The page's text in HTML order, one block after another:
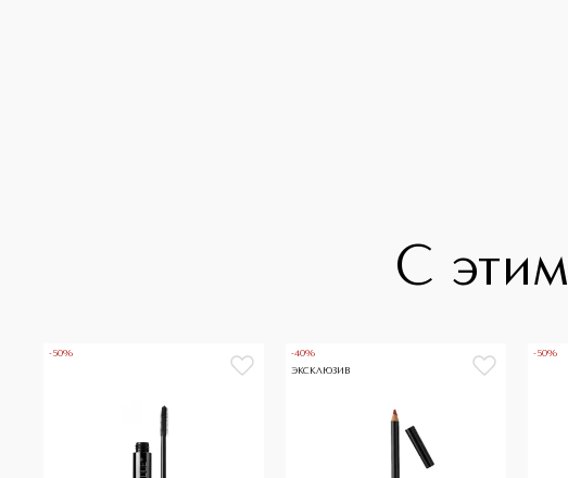
С
-50%
-40%
ЭКСКЛЮЗИВ
-50%